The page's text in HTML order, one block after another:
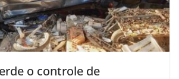
o controle de